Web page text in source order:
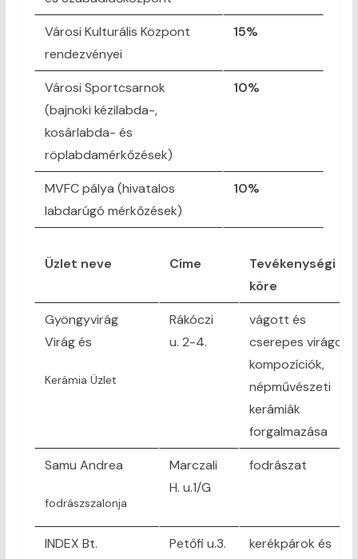
Városi Kulturális Központ
rendezvényei
15%
Városi Sportcsarnok
(bajnoki kézilabda-,
kosárlabda- és
röplabdamérkőzések)
10%
MVFC pálya (hivatalos
labdarúgó mérkőzések)
10%
Üzlet neve Címe
Tevékenységi
köre
Gyöngyvirág
Virág és
Kerámia Üzlet
Rákóczi
u. 2-4.
vágott és
cserepes virágok,
kompozíciók,
népművészeti
kerámiák
forgalmazása
Samu Andrea
fodrászszalonja
Marczali
H. u.1/G
fodrászat
INDEX Bt.
Petőfi u.3.
kerékpárok és